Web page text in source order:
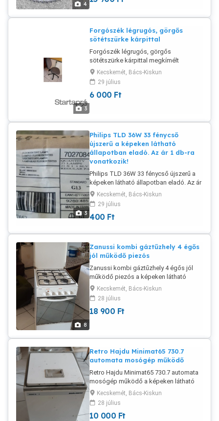
4
3
Forgószék légrugós, görgős
sötétszürke kárpittal
Forgószék légrugós, görgős
sötétszürke kárpittal megkímélt
állapotban eladó.
Kecskemét, Bács-Kiskun
29 július
6 000 Ft
3
Philips TLD 36W 33 fénycső
újszerű a képeken látható
állapotban eladó. Az ár 1 db-ra
vonatkozik!
Philips TLD 36W 33 fénycső újszerű a
képeken látható állapotban eladó. Az ár
1 db-ra vonatkozik!
Kecskemét, Bács-Kiskun
29 július
400 Ft
8
Zanussi kombi gáztűzhely 4 égős
jól működő piezós
Zanussi kombi gáztűzhely 4 égős jól
működő piezós a képeken látható
állapotban eladó. Felső rózsák gázzal
működnek a sütő elektromos. Zománc
hibát fotóztam.
Kecskemét, Bács-Kiskun
28 július
18 900 Ft
Retro Hajdu Minimat65 730.7
automata mosógép működő
Retro Hajdu Minimat65 730.7 automata
mosógép működő a képeken látható
állapotban eladó. Működik, de pici víz
van alatta mosáskor. Jól végig viszi a
programot, esztétikai hibái a fotókon
láthatók. Első 2 kereke kijön, ha
Kecskemét, Bács-Kiskun
28 július
10 000 Ft